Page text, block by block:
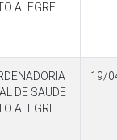
ALEGRE
DE SAUDE
ALEGRE
19/